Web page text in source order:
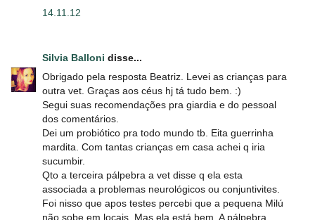
14.11.12
Silvia Balloni disse...
Obrigado pela resposta Beatriz. Levei as crianças para
outra vet. Graças aos céus hj tá tudo bem. :)
Segui suas recomendações pra giardia e do pessoal
dos comentários.
Dei um probiótico pra todo mundo tb. Eita guerrinha
mardita. Com tantas crianças em casa achei q iria
sucumbir.
Qto a terceira pálpebra a vet disse q ela esta
associada a problemas neurológicos ou conjuntivites.
Foi nisso que apos testes percebi que a pequena Milú
não sobe em locais. Mas ela está bem. A pálpebra